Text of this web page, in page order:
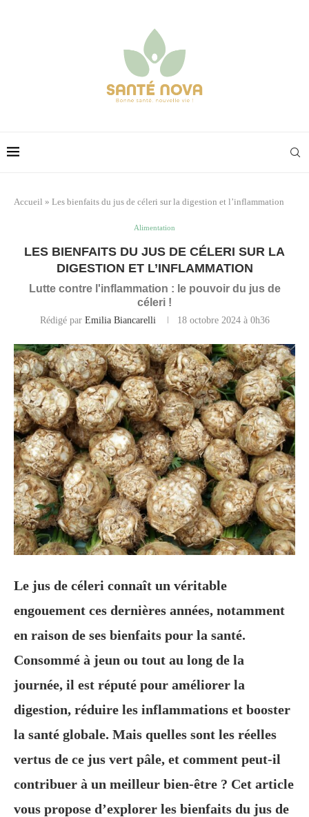
Accueil » Les bienfaits du jus de céleri sur la digestion et l’inflammation
Alimentation
LES BIENFAITS DU JUS DE CÉLERI SUR LA
DIGESTION ET L’INFLAMMATION
Lutte contre l'inflammation : le pouvoir du jus de
céleri !
Rédigé par Emilia Biancarelli 18 octobre 2024 à 0h36
Le jus de céleri connaît un véritable
engouement ces dernières années, notamment
en raison de ses bienfaits pour la santé.
Consommé à jeun ou tout au long de la
journée, il est réputé pour améliorer la
digestion, réduire les inflammations et booster
la santé globale. Mais quelles sont les réelles
vertus de ce jus vert pâle, et comment peut-il
contribuer à un meilleur bien-être ? Cet article
vous propose d’explorer les bienfaits du jus de